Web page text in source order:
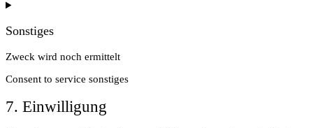
Sonstiges
Zweck wird noch ermittelt
Consent to service sonstiges
7. Einwilligung